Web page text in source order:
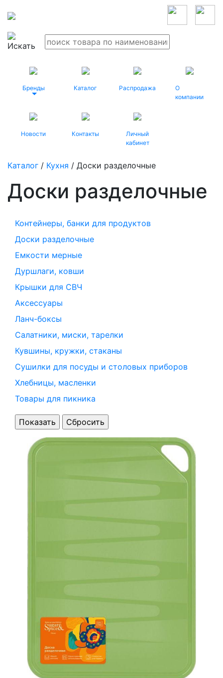
Бренды Каталог Распродажа
О
компании
Новости Контакты
Личный
кабинет
Каталог / Кухня / Доски разделочные
Доски разделочные
Контейнеры, банки для продуктов
Доски разделочные
Емкости мерные
Дуршлаги, ковши
Крышки для СВЧ
Аксессуары
Ланч-боксы
Салатники, миски, тарелки
Кувшины, кружки, стаканы
Сушилки для посуды и столовых приборов
Хлебницы, масленки
Товары для пикника